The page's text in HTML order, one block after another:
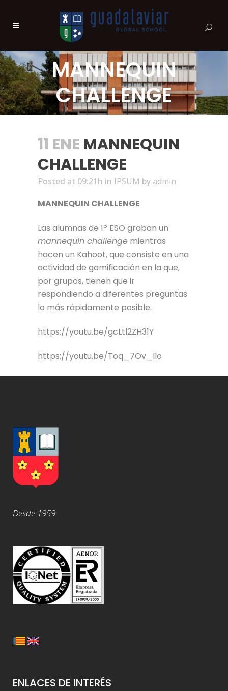
MANNEQUIN
CHALLENGE
11 ENE MANNEQUIN
CHALLENGE
Posted at 09:21h in IPSUM by admin
MANNEQUIN CHALLENGE
Las alumnas de 1º ESO graban un
mannequin challenge mientras
hacen un Kahoot, que consiste en una
actividad de gamificación en la que,
por grupos, tienen que ir
respondiendo a diferentes preguntas
lo más rápidamente posible.
https://youtu.be/gcLtl2ZH31Y
https://youtu.be/Toq_7Ov_llo
Desde 1959
ENLACES DE INTERÉS